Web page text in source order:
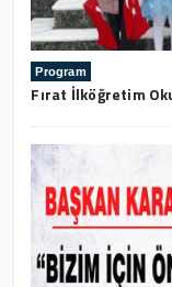
Program
Fırat İlköğretim